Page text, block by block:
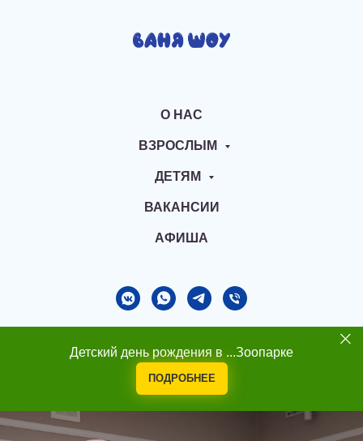
О НАС
ВЗРОСЛЫМ
ДЕТЯМ
ВАКАНСИИ
АФИША
Детский день рождения в ...Зоопарке
ПОДРОБНЕЕ